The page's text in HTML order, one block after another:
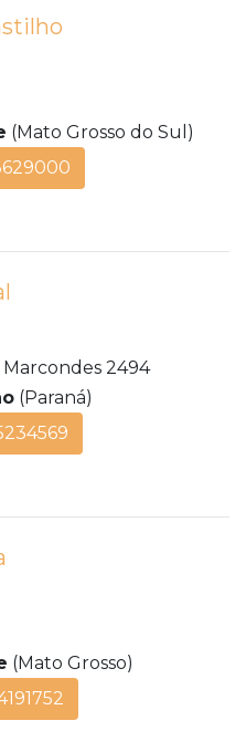
(Mato Grosso do Sul)
2494
(Paraná)
(Mato Grosso)